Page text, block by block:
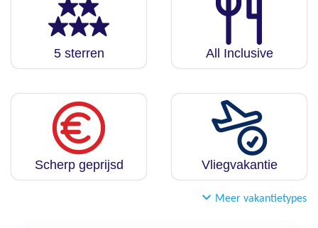
5 sterren All Inclusive
Scherp geprijsd Vliegvakantie
Meer vakantietypes